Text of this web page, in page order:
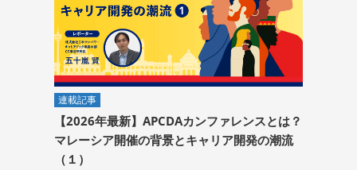
連載記事
【2026年最新】APCDAカンファレンスとは？
マレーシア開催の背景とキャリア開発の潮流
（１）